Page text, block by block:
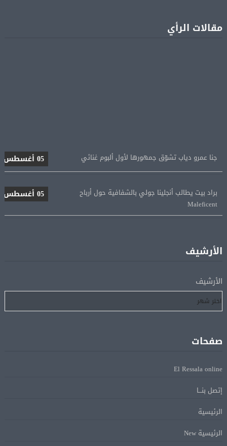
مقالات الرأي
Maleficent
لإتمام انتقاله إلى طرابزون سبور
05 أغسطس
رسميًا.. انطلاق الدورى الممتاز 21 أغسطس.. وقمة الزمالك
فى المنطقة
ماكرون: الاتحاد الأوروبى وشركاؤه سيواصلون زيادة الضغط
على روسيا لوقف الحرب بأوكرانيا
البيان الختامى لاجتماع عمّان الوزارى يدين الإجراءات
الأرشيف
الأرشيف
صفحات
El Ressala online
إتصل بنـــا
الرئيسية
الرئيسية New